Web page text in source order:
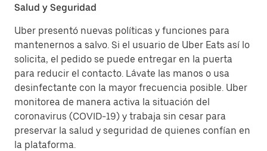
Salud y Seguridad
Uber presentó nuevas políticas y funciones para
mantenernos a salvo. Si el usuario de Uber Eats así lo
solicita, el pedido se puede entregar en la puerta
para reducir el contacto. Lávate las manos o usa
desinfectante con la mayor frecuencia posible. Uber
monitorea de manera activa la situación del
coronavirus (COVID-19) y trabaja sin cesar para
preservar la salud y seguridad de quienes confían en
la plataforma.